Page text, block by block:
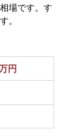
場です。す
。
円